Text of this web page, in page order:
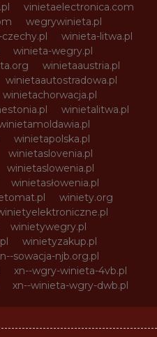
vinietaelectronica.com
wegrywinieta.pl
winieta-litwa.pl
winieta-wegry.pl
winietaaustria.pl
winietaautostradowa.pl
winietachorwacja.pl
winietalitwa.pl
winietapolska.pl
winietaslovenia.pl
winietaslowenia.pl
winietasłowenia.pl
winiety.org
winietywegry.pl
winietyzakup.pl
sowacja-njb.org.pl
xn--wgry-winieta-4vb.pl
xn--winieta-wgry-dwb.pl